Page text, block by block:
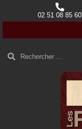
02 51 08 85 60